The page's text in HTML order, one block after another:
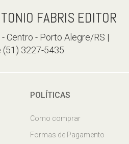
FABRIS EDITOR
- Centro - Porto Alegre/RS |
(51) 3227-5435
POLÍTICAS
Como comprar
Formas de Pagamento